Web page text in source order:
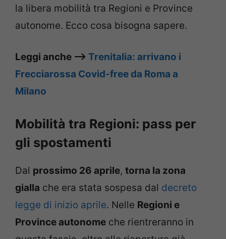
la libera mobilità tra Regioni e Province
autonome. Ecco cosa bisogna sapere.
Leggi anche –> Trenitalia: arrivano i
Frecciarossa Covid-free da Roma a
Milano
Mobilità tra Regioni: pass per
gli spostamenti
Dal prossimo 26 aprile, torna la zona
gialla che era stata sospesa dal decreto
legge di inizio aprile. Nelle Regioni e
Province autonome che rientreranno in